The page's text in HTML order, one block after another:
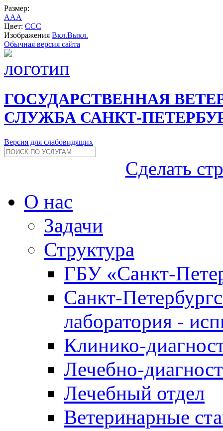
Размер:
AAA
Цвет: CCC
Изображения Вкл.Выкл.
Обычная версия сайта
ГОСУДАРСТВЕННАЯ
СЛУЖБА САНКТ-
Версия для слабовидящих
Сделать
О нас
Задачи
Структура
ГБУ «Санкт-
Санкт-
лаборатория -
Клинико-
Лечебно-
Лечебный отдел
Ветеринарные